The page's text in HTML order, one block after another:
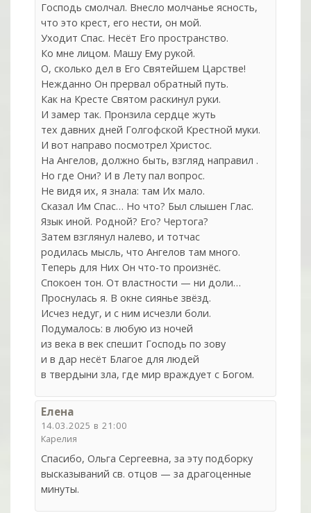
Господь смолчал. Внесло молчанье ясность,
что это крест, его нести, он мой.
Уходит Спас. Несёт Его пространство.
Ко мне лицом. Машу Ему рукой.
О, сколько дел в Его Святейшем Царстве!
Нежданно Он прервал обратный путь.
Как на Кресте Святом раскинул руки.
И замер так. Пронзила сердце жуть
тех давних дней Голгофской Крестной муки.
И вот направо посмотрел Христос.
На Ангелов, должно быть, взгляд направил .
Но где Они? И в Лету пал вопрос.
Не видя их, я знала: там Их мало.
Сказал Им Спас… Но что? Был слышен Глас.
Язык иной. Родной? Его? Чертога?
Затем взглянул налево, и тотчас
родилась мысль, что Ангелов там много.
Теперь для Них Он что-то произнёс.
Спокоен тон. От властности — ни доли…
Проснулась я. В окне сиянье звёзд.
Исчез недуг, и с ним исчезли боли.
Подумалось: в любую из ночей
из века в век спешит Господь по зову
и в дар несёт Благое для людей
в твердыни зла, где мир враждует с Богом.
Елена
14.03.2025 в 21:00
Карелия
Спасибо, Ольга Сергеевна, за эту подборку
высказываний св. отцов — за драгоценные
минуты.